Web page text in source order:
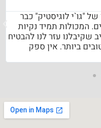
"גו`י לוגיסטיק" כבר
המכולות תמיד נקיות
שקיבלנו עזר לנו להבטיח
ביותר. אין ספק